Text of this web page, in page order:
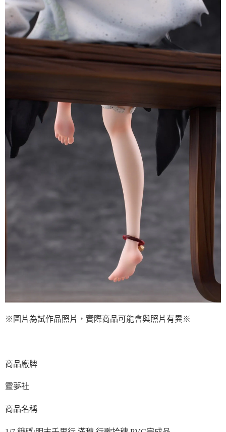
※圖片為試作品照片，實際商品可能會與照片有異※
商品廠牌
靈夢社
商品名稱